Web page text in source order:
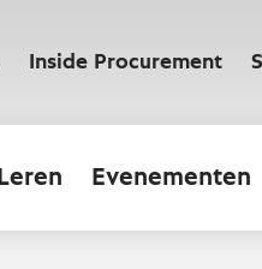
Inside Procurement
Leren Evenementen